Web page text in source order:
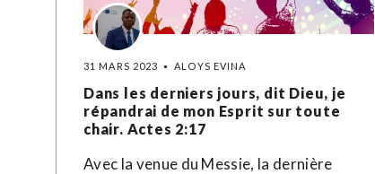
31 MARS 2023 ALOYS EVINA
Dans les derniers jours, dit Dieu, je
répandrai de mon Esprit sur toute
chair. Actes 2:17
Avec la venue du Messie, la dernière